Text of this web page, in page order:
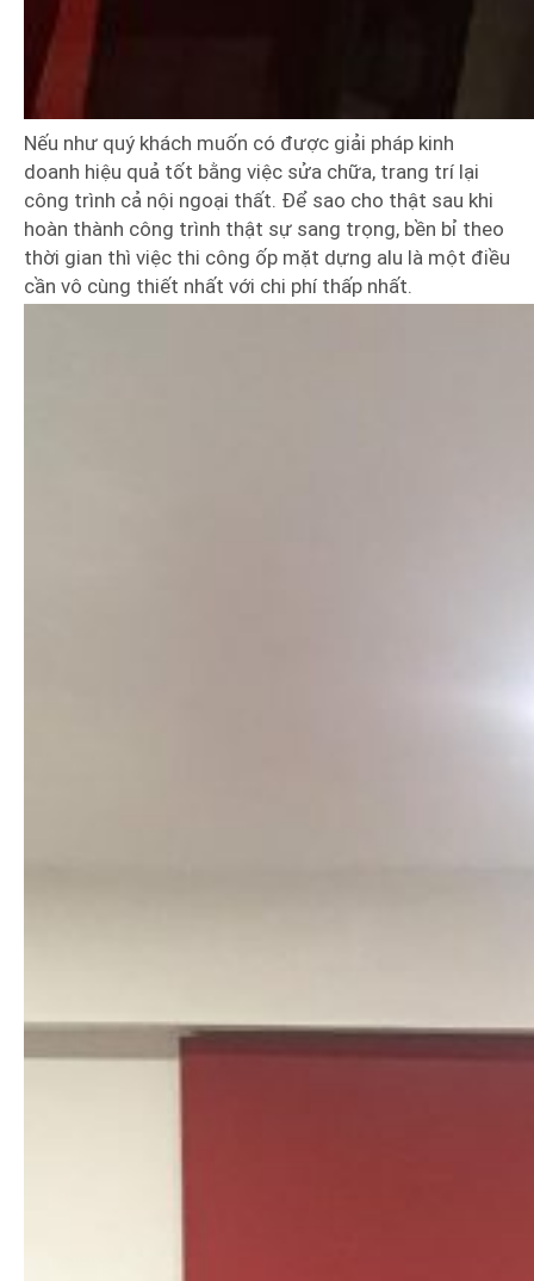
Nếu như quý khách muốn có được giải pháp kinh
doanh hiệu quả tốt bằng việc sửa chữa, trang trí lại
công trình cả nội ngoại thất. Để sao cho thật sau khi
hoàn thành công trình thật sự sang trọng, bền bỉ theo
thời gian thì việc thi công ốp mặt dựng alu là một điều
cần vô cùng thiết nhất với chi phí thấp nhất.